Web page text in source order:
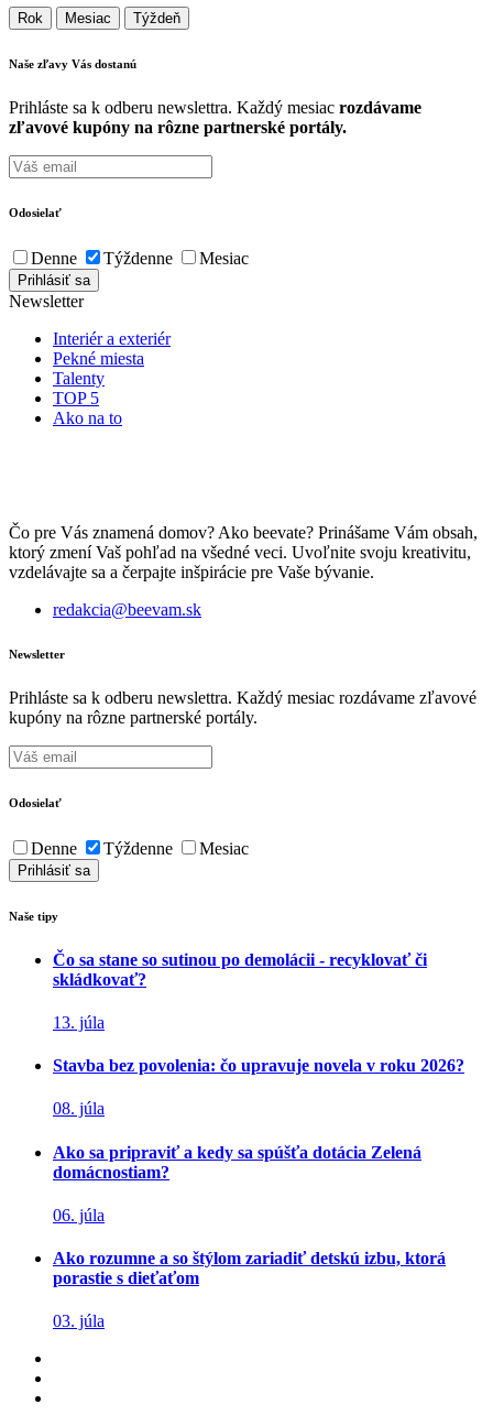
Rok Mesiac Týždeň
Naše zľavy Vás dostanú
Prihláste sa k odberu newslettra. Každý mesiac rozdávame
zľavové kupóny na rôzne partnerské portály.
Odosielať
Denne Týždenne Mesiac
Newsletter
Interiér a exteriér
Pekné miesta
Talenty
TOP 5
Ako na to
Čo pre Vás znamená domov? Ako beevate? Prinášame Vám obsah,
ktorý zmení Vaš pohľad na všedné veci. Uvoľnite svoju kreativitu,
vzdelávajte sa a čerpajte inšpirácie pre Vaše bývanie.
redakcia@beevam.sk
Newsletter
Prihláste sa k odberu newslettra. Každý mesiac rozdávame zľavové
kupóny na rôzne partnerské portály.
Odosielať
Denne Týždenne Mesiac
Naše tipy
Čo sa stane so sutinou po demolácii - recyklovať či
skládkovať?
13. júla
Stavba bez povolenia: čo upravuje novela v roku 2026?
08. júla
Ako sa pripraviť a kedy sa spúšťa dotácia Zelená
domácnostiam?
06. júla
Ako rozumne a so štýlom zariadiť detskú izbu, ktorá
porastie s dieťaťom
03. júla